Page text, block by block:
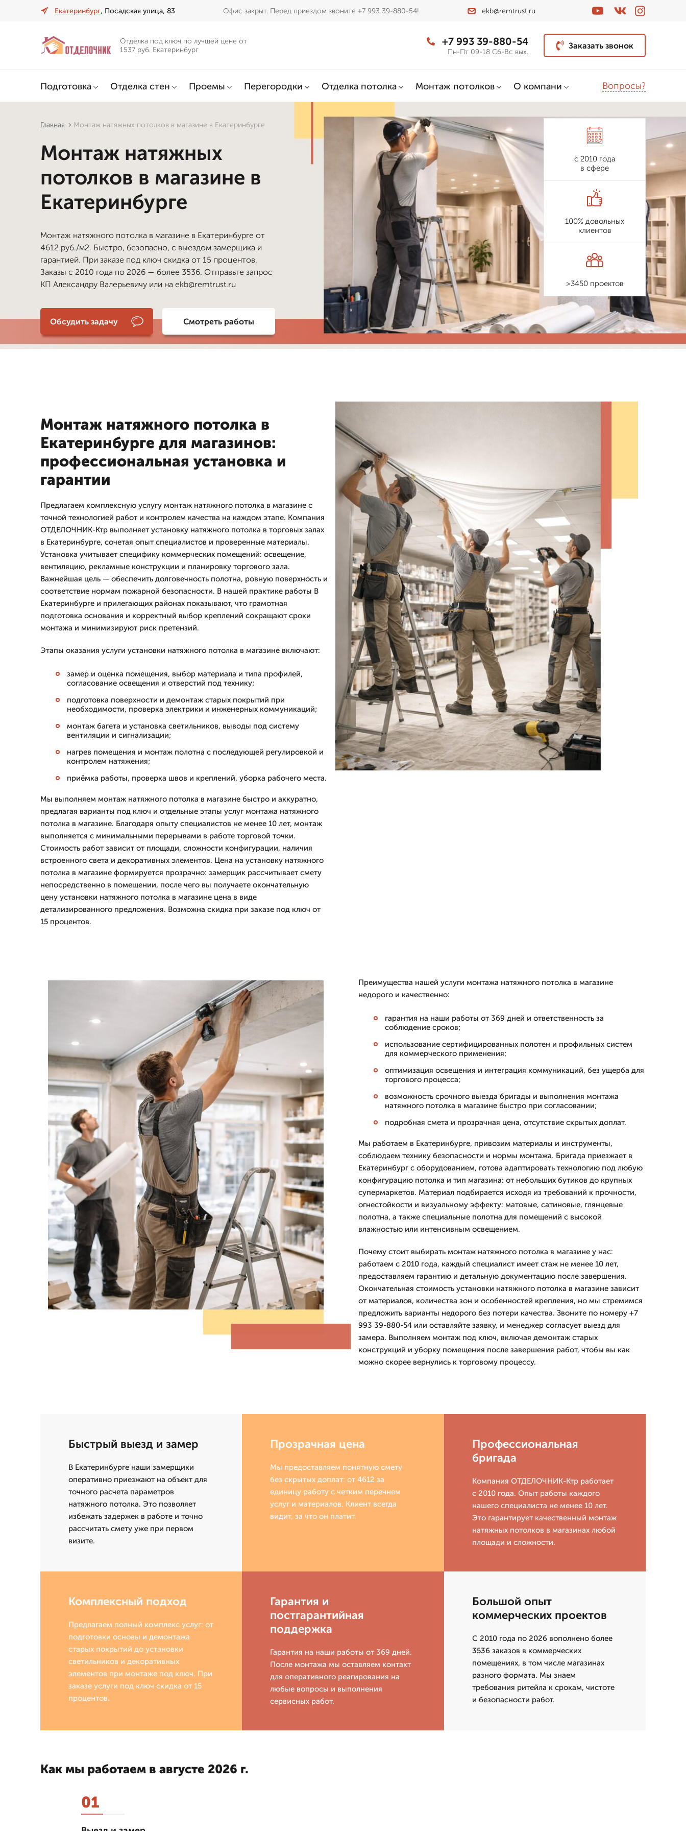
Екатеринбург, Посадская улица, 83 Офис закрыт. Перед приездом звоните +7 993 39-880-54! ekb@remtrust.ru
Отделка под ключ по лучшей цене от
1537 руб. Екатеринбург
+7 993 39-880-54
Пн-Пт 09-18 Сб-Вс вых.
Заказать звонок
Подготовка Отделка стен Проемы Перегородки Отделка потолка Монтаж потолков О компани Вопросы?
Главная Монтаж натяжных потолков в магазине в Екатеринбурге
Монтаж натяжных
потолков в магазине в
Екатеринбурге
Монтаж натяжного потолка в магазине в Екатеринбурге от
4612 руб./м2. Быстро, безопасно, с выездом замерщика и
гарантией. При заказе под ключ скидка от 15 процентов.
Заказы с 2010 года по 2026 — более 3536. Отправьте запрос
КП Александру Валерьевичу или на ekb@remtrust.ru
Обсудить задачу Смотреть работы
с 2010 года
в сфере
100% довольных
клиентов
>3450 проектов
Монтаж натяжного потолка в
Екатеринбурге для магазинов:
профессиональная установка и
гарантии
Предлагаем комплексную услугу монтаж натяжного потолка в магазине с
точной технологией работ и контролем качества на каждом этапе. Компания
ОТДЕЛОЧНИК-Ктр выполняет установку натяжного потолка в торговых залах
в Екатеринбурге, сочетая опыт специалистов и проверенные материалы.
Установка учитывает специфику коммерческих помещений: освещение,
вентиляцию, рекламные конструкции и планировку торгового зала.
Важнейшая цель — обеспечить долговечность полотна, ровную поверхность и
соответствие нормам пожарной безопасности. В нашей практике работы В
Екатеринбурге и прилегающих районах показывают, что грамотная
подготовка основания и корректный выбор креплений сокращают сроки
монтажа и минимизируют риск претензий.
Этапы оказания услуги установки натяжного потолка в магазине включают:
замер и оценка помещения, выбор материала и типа профилей,
согласование освещения и отверстий под технику;
подготовка поверхности и демонтаж старых покрытий при
необходимости, проверка электрики и инженерных коммуникаций;
монтаж багета и установка светильников, выводы под систему
вентиляции и сигнализации;
нагрев помещения и монтаж полотна с последующей регулировкой и
контролем натяжения;
приёмка работы, проверка швов и креплений, уборка рабочего места.
Мы выполняем монтаж натяжного потолка в магазине быстро и аккуратно,
предлагая варианты под ключ и отдельные этапы услуг монтажа натяжного
потолка в магазине. Благодаря опыту специалистов не менее 10 лет, монтаж
выполняется с минимальными перерывами в работе торговой точки.
Стоимость работ зависит от площади, сложности конфигурации, наличия
встроенного света и декоративных элементов. Цена на установку натяжного
потолка в магазине формируется прозрачно: замерщик рассчитывает смету
непосредственно в помещении, после чего вы получаете окончательную
цену установки натяжного потолка в магазине цена в виде
детализированного предложения. Возможна скидка при заказе под ключ от
15 процентов.
Преимущества нашей услуги монтажа натяжного потолка в магазине
недорого и качественно:
гарантия на наши работы от 369 дней и ответственность за
соблюдение сроков;
использование сертифицированных полотен и профильных систем
для коммерческого применения;
оптимизация освещения и интеграция коммуникаций, без ущерба для
торгового процесса;
возможность срочного выезда бригады и выполнения монтажа
натяжного потолка в магазине быстро при согласовании;
подробная смета и прозрачная цена, отсутствие скрытых доплат.
Мы работаем в Екатеринбурге, привозим материалы и инструменты,
соблюдаем технику безопасности и нормы монтажа. Бригада приезжает в
Екатеринбург с оборудованием, готова адаптировать технологию под любую
конфигурацию потолка и тип магазина: от небольших бутиков до крупных
супермаркетов. Материал подбирается исходя из требований к прочности,
огнестойкости и визуальному эффекту: матовые, сатиновые, глянцевые
полотна, а также специальные полотна для помещений с высокой
влажностью или интенсивным освещением.
Почему стоит выбирать монтаж натяжного потолка в магазине у нас:
работаем с 2010 года, каждый специалист имеет стаж не менее 10 лет,
предоставляем гарантию и детальную документацию после завершения.
Окончательная стоимость установки натяжного потолка в магазине зависит
от материалов, количества зон и особенностей крепления, но мы стремимся
предложить варианты недорого без потери качества. Звоните по номеру +7
993 39-880-54 или оставляйте заявку, и менеджер согласует выезд для
замера. Выполняем монтаж под ключ, включая демонтаж старых
конструкций и уборку помещения после завершения работ, чтобы вы как
можно скорее вернулись к торговому процессу.
Быстрый выезд и замер
В Екатеринбурге наши замерщики
оперативно приезжают на объект для
точного расчета параметров
натяжного потолка. Это позволяет
избежать задержек в работе и точно
рассчитать смету уже при первом
визите.
Прозрачная цена
Мы предоставляем понятную смету
без скрытых доплат: от 4612 за
единицу работу с четким перечнем
услуг и материалов. Клиент всегда
видит, за что он платит.
Профессиональная
бригада
Компания ОТДЕЛОЧНИК-Ктр работает
с 2010 года. Опыт работы каждого
нашего специалиста не менее 10 лет.
Это гарантирует качественный монтаж
натяжных потолков в магазинах любой
площади и сложности.
Комплексный подход
Предлагаем полный комплекс услуг: от
подготовки основы и демонтажа
старых покрытий до установки
светильников и декоративных
элементов при монтаже под ключ. При
заказе услуги под ключ скидка от 15
процентов.
Гарантия и
постгарантийная
поддержка
Гарантия на наши работы от 369 дней.
После монтажа мы оставляем контакт
для оперативного реагирования на
любые вопросы и выполнения
сервисных работ.
Большой опыт
коммерческих проектов
С 2010 года по 2026 вополнено более
3536 заказов в коммерческих
помещениях, в том числе магазинах
разного формата. Мы знаем
требования ритейла к срокам, чистоте
и безопасности работ.
Как мы работаем в августе 2026 г.
01